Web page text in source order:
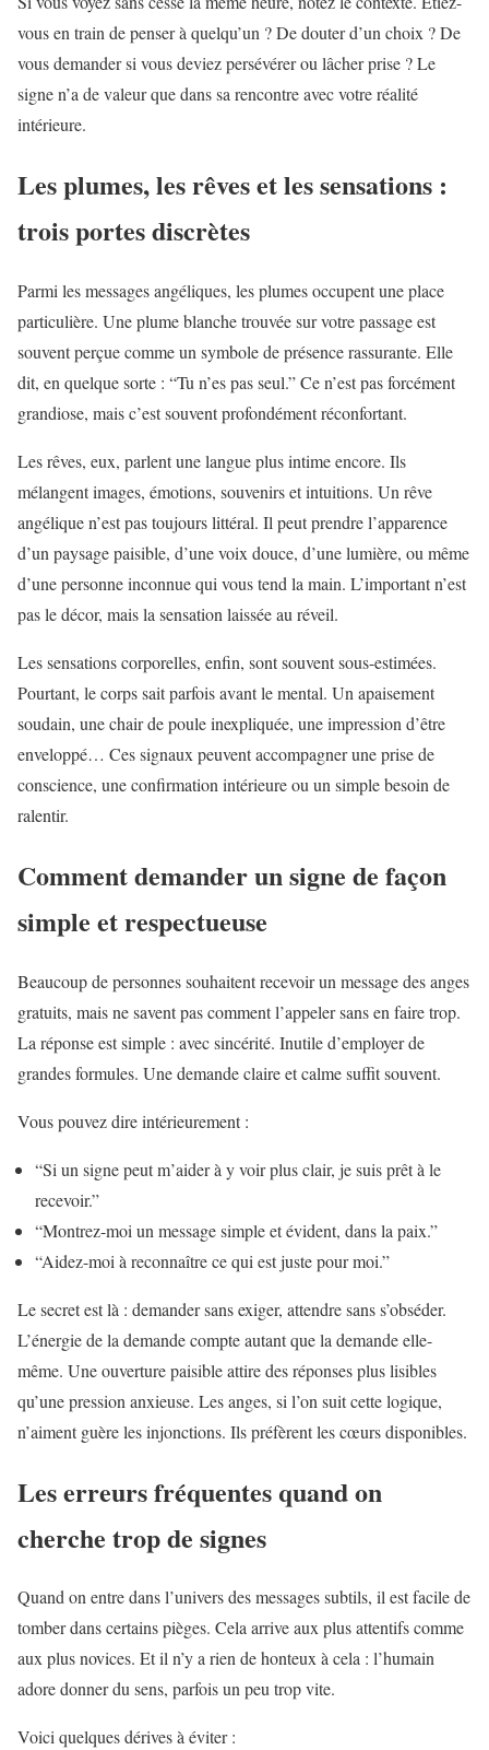
vous en train de penser à quelqu’un ? De douter d’un choix ? De
vous demander si vous deviez persévérer ou lâcher prise ? Le
signe n’a de valeur que dans sa rencontre avec votre réalité
intérieure.
Les plumes, les rêves et les sensations :
trois portes discrètes
Parmi les messages angéliques, les plumes occupent une place
particulière. Une plume blanche trouvée sur votre passage est
souvent perçue comme un symbole de présence rassurante. Elle
dit, en quelque sorte : “Tu n’es pas seul.” Ce n’est pas forcément
grandiose, mais c’est souvent profondément réconfortant.
Les rêves, eux, parlent une langue plus intime encore. Ils
mélangent images, émotions, souvenirs et intuitions. Un rêve
angélique n’est pas toujours littéral. Il peut prendre l’apparence
d’un paysage paisible, d’une voix douce, d’une lumière, ou même
d’une personne inconnue qui vous tend la main. L’important n’est
pas le décor, mais la sensation laissée au réveil.
Les sensations corporelles, enfin, sont souvent sous-estimées.
Pourtant, le corps sait parfois avant le mental. Un apaisement
soudain, une chair de poule inexpliquée, une impression d’être
enveloppé… Ces signaux peuvent accompagner une prise de
conscience, une confirmation intérieure ou un simple besoin de
ralentir.
Comment demander un signe de façon
simple et respectueuse
Beaucoup de personnes souhaitent recevoir un message des anges
gratuits, mais ne savent pas comment l’appeler sans en faire trop.
La réponse est simple : avec sincérité. Inutile d’employer de
grandes formules. Une demande claire et calme suffit souvent.
Vous pouvez dire intérieurement :
“Si un signe peut m’aider à y voir plus clair, je suis prêt à le
recevoir.”
“Montrez-moi un message simple et évident, dans la paix.”
“Aidez-moi à reconnaître ce qui est juste pour moi.”
Le secret est là : demander sans exiger, attendre sans s’obséder.
L’énergie de la demande compte autant que la demande elle-
même. Une ouverture paisible attire des réponses plus lisibles
qu’une pression anxieuse. Les anges, si l’on suit cette logique,
n’aiment guère les injonctions. Ils préfèrent les cœurs disponibles.
Les erreurs fréquentes quand on
cherche trop de signes
Quand on entre dans l’univers des messages subtils, il est facile de
tomber dans certains pièges. Cela arrive aux plus attentifs comme
aux plus novices. Et il n’y a rien de honteux à cela : l’humain
adore donner du sens, parfois un peu trop vite.
Voici quelques dérives à éviter :